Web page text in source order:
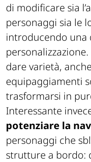
di modificare sia
personaggi sia le
introducendo una
dare varietà,
equipaggiamenti
trasformarsi in
Interessante
potenziare la
personaggi che
strutture a bordo: